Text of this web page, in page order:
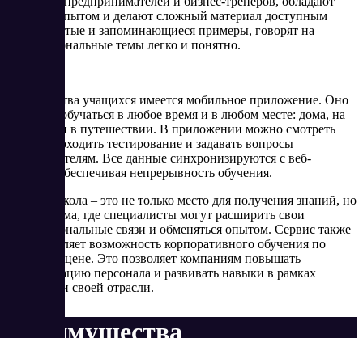
богатым опытом и делают сложный материал доступным
через простые и запоминающиеся примеры, говорят на
профессиональные темы легко и понятно.
Для удобства учащихся имеется мобильное приложение. Оно
помогает обучаться в любое время и в любом месте: дома, на
работе или в путешествии. В приложении можно смотреть
уроки, проходить тестирование и задавать вопросы
преподавателям. Все данные синхронизируются с веб-
версией, обеспечивая непрерывность обучения.
Контур Школа – это не только место для получения знаний, но
и платформа, где специалисты могут расширить свои
профессиональные связи и обменяться опытом. Сервис также
предоставляет возможность корпоративного обучения по
выгодной цене. Это позволяет компаниям повышать
квалификацию персонала и развивать навыки в рамках
специфики своей отрасли.
Преимущества